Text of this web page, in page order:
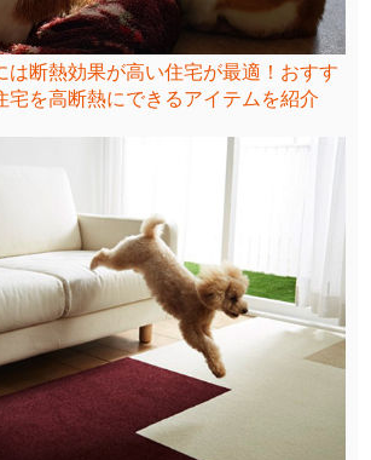
は断熱効果が高い住宅が最適！おすす
宅を高断熱にできるアイテムを紹介